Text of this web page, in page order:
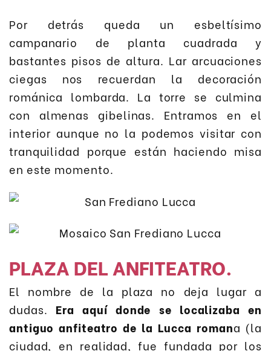
Por detrás queda un esbeltísimo
campanario de planta cuadrada y
bastantes pisos de altura. Lar arcuaciones
ciegas nos recuerdan la decoración
románica lombarda. La torre se culmina
con almenas gibelinas. Entramos en el
interior aunque no la podemos visitar con
tranquilidad porque están haciendo misa
en este momento.
PLAZA DEL ANFITEATRO.
El nombre de la plaza no deja lugar a
dudas. Era aquí donde se localizaba en
antiguo anfiteatro de la Lucca romana (la
ciudad, en realidad, fue fundada por los